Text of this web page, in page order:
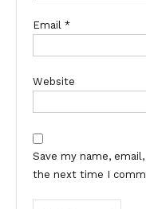
Email *
Website
Save my name,
the next time I